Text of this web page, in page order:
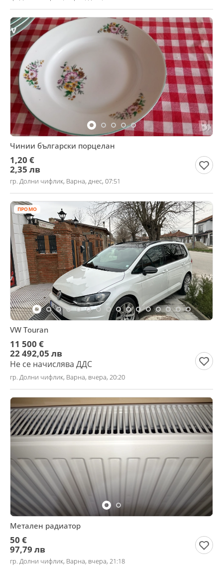
Чинии български порцелан
1,20 €
2,35 лв
гр. Долни чифлик, Варна, днес, 07:51
ПРОМО
VW Touran
11 500 €
22 492,05 лв
Не се начислява ДДС
гр. Долни чифлик, Варна, вчера, 20:20
Метален радиатор
50 €
97,79 лв
гр. Долни чифлик, Варна, вчера, 21:18